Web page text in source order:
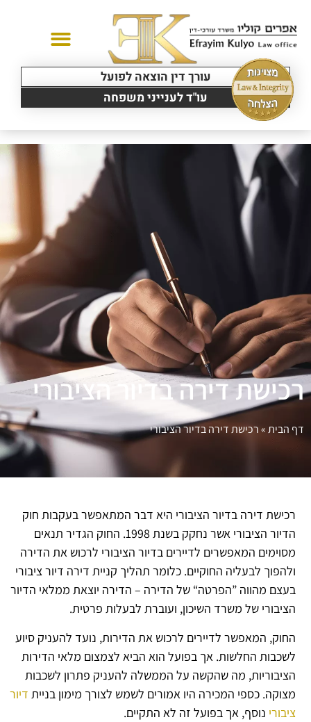
עורך דין הוצאה לפועל
עו"ד לענייני משפחה
רכישת דירה בדיור הציבורי
דף הבית»רכישת דירה בדיור הציבורי
רכישת דירה בדיור הציבורי היא דבר המתאפשר בעקבות חוק
הדיור הציבורי אשר נחקק בשנת 1998. החוק הגדיר תנאים
מסוימים המאפשרים לדיירים בדיור הציבורי לרכוש את הדירה
ולהפוך לבעליה החוקיים. כלומר תהליך קניית דירה דיור ציבורי
בעצם מהווה ”הפרטה“ של הדירה – הדירה יוצאת ממלאי הדיור
הציבורי של משרד השיכון, ועוברת לבעלות פרטית.
החוק, המאפשר לדיירים לרכוש את הדירות, נועד להעניק סיוע
לשכבות החלשות. אך בפועל הוא הביא לצמצום מלאי הדירות
הציבוריות, מה שהקשה על הממשלה להעניק פתרון לשכבות
מצוקה. כספי המכירה היו אמורים לשמש לצורך מימון בניית דיור
ציבורי נוסף, אך בפועל זה לא התקיים.